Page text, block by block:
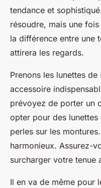
tendance et
résoudre, mais une
la différence entre une
attirera les regards.
Prenons les lunettes
accessoire
prévoyez de porter un
opter pour des
perles sur les
harmonieux. Assurez-
surcharger votre tenue
Il en va de même pour